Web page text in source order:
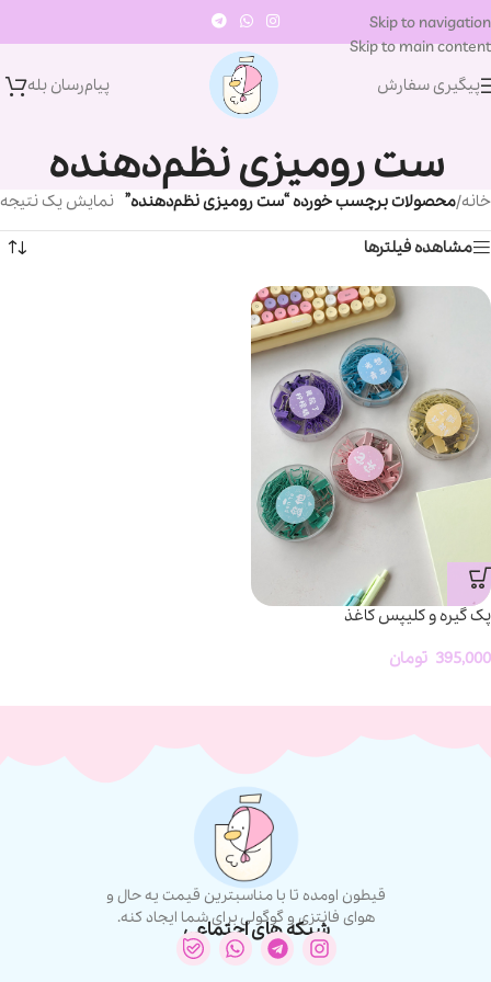
Skip to navigation
Skip to main content
پیگیری سفارش
پیام‌رسان‌ بله
ست رومیزی نظم‌دهنده
خانه/محصولات برچسب خورده “ست رومیزی نظم‌دهنده” نمایش یک نتیجه
مشاهده فیلترها
پک گیره و کلیپس کاغذ
395,000 تومان
قیطون اومده تا با مناسبترین قیمت یه حال و
هوای فانتزی و گوگولی برای شما ایجاد کنه.
شبکه های اجتماعی